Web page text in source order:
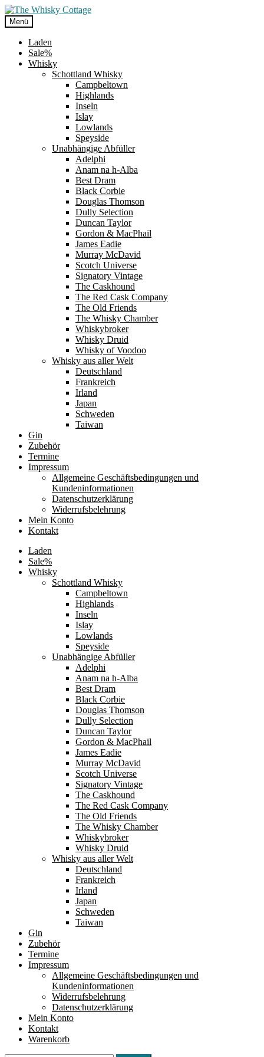
Zur
Navigation
springen
Zum
Inhalt
springen
Menü
Laden
Sale%
Whisky
Schottland Whisky
Campbeltown
Highlands
Inseln
Islay
Lowlands
Speyside
Unabhängige Abfüller
Adelphi
Anam na h-Alba
Best Dram
Black Corbie
Douglas Thomson
Dully Selection
Duncan Taylor
Gordon & MacPhail
James Eadie
Murray McDavid
Scotch Universe
Signatory Vintage
The Caskhound
The Red Cask Company
The Old Friends
The Whisky Chamber
Whiskybroker
Whisky Druid
Whisky of Voodoo
Whisky aus aller Welt
Deutschland
Frankreich
Irland
Japan
Schweden
Taiwan
Gin
Zubehör
Termine
Impressum
Allgemeine Geschäftsbedingungen und
Kundeninformationen
Datenschutzerklärung
Widerrufsbelehrung
Mein Konto
Kontakt
Laden
Sale%
Whisky
Schottland Whisky
Campbeltown
Highlands
Inseln
Islay
Lowlands
Speyside
Unabhängige Abfüller
Adelphi
Anam na h-Alba
Best Dram
Black Corbie
Douglas Thomson
Dully Selection
Duncan Taylor
Gordon & MacPhail
James Eadie
Murray McDavid
Scotch Universe
Signatory Vintage
The Caskhound
The Red Cask Company
The Old Friends
The Whisky Chamber
Whiskybroker
Whisky Druid
Whisky aus aller Welt
Deutschland
Frankreich
Irland
Japan
Schweden
Taiwan
Gin
Zubehör
Termine
Impressum
Allgemeine Geschäftsbedingungen und
Kundeninformationen
Widerrufsbelehrung
Datenschutzerklärung
Mein Konto
Kontakt
Warenkorb